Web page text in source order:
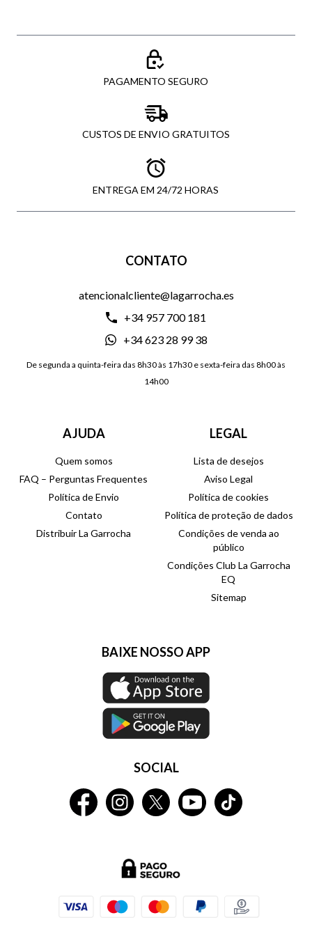
PAGAMENTO SEGURO
CUSTOS DE ENVIO GRATUITOS
ENTREGA EM 24/72 HORAS
CONTATO
atencionalcliente@lagarrocha.es
+34 957 700 181
+34 623 28 99 38
De segunda a quinta-feira das 8h30 às 17h30 e sexta-feira das 8h00 às
14h00
AJUDA
Quem somos
FAQ – Perguntas Frequentes
Política de Envio
Contato
Distribuir La Garrocha
LEGAL
Lista de desejos
Aviso Legal
Política de cookies
Política de proteção de dados
Condições de venda ao
público
Condições Club La Garrocha
EQ
Sitemap
BAIXE NOSSO APP
SOCIAL